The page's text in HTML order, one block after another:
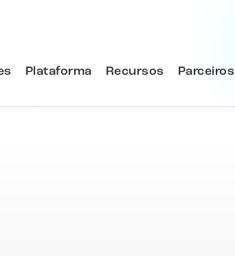
Plataforma Recursos Parceiros